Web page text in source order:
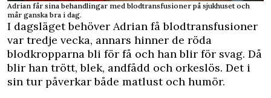
Adrian får sina behandlingar med blodtransfusioner på sjukhuset och
mår ganska bra i dag.
I dagsläget behöver Adrian få blodtransfusioner
var tredje vecka, annars hinner de röda
blodkropparna bli för få och han blir för svag. Då
blir han trött, blek, andfådd och orkeslös. Det i
sin tur påverkar både matlust och humör.